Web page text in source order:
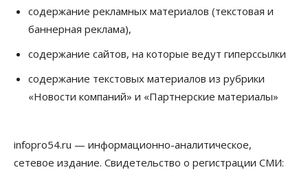
Расходы новосибирцев на спорт выросли на 40%
за полгода
07 Августа 2026, 14:35
07 Августа 2026, 14:00
07 Августа 2026, 13:55
содержание рекламных материалов (текстовая и
баннерная реклама),
содержание сайтов, на которые ведут гиперссылки
содержание текстовых материалов из рубрики
«Новости компаний» и «Партнерские материалы»
infopro54.ru — информационно-аналитическое,
сетевое издание. Свидетельство о регистрации СМИ: